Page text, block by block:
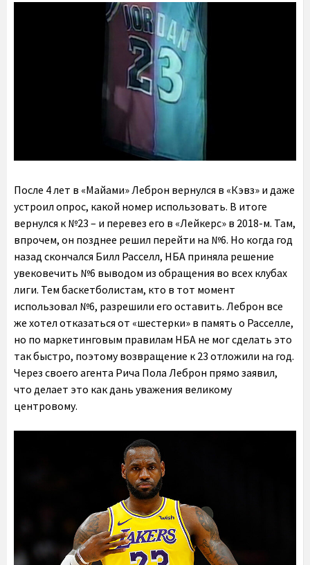
После 4 лет в «Майами» Леброн вернулся в «Кэвз» и даже
устроил опрос, какой номер использовать. В итоге
вернулся к №23 – и перевез его в «Лейкерс» в 2018-м. Там,
впрочем, он позднее решил перейти на №6. Но когда год
назад скончался Билл Расселл, НБА приняла решение
увековечить №6 выводом из обращения во всех клубах
лиги. Тем баскетболистам, кто в тот момент
использовал №6, разрешили его оставить. Леброн все
же хотел отказаться от «шестерки» в память о Расселле,
но по маркетинговым правилам НБА не мог сделать это
так быстро, поэтому возвращение к 23 отложили на год.
Через своего агента Рича Пола Леброн прямо заявил,
что делает это как дань уважения великому
центровому.